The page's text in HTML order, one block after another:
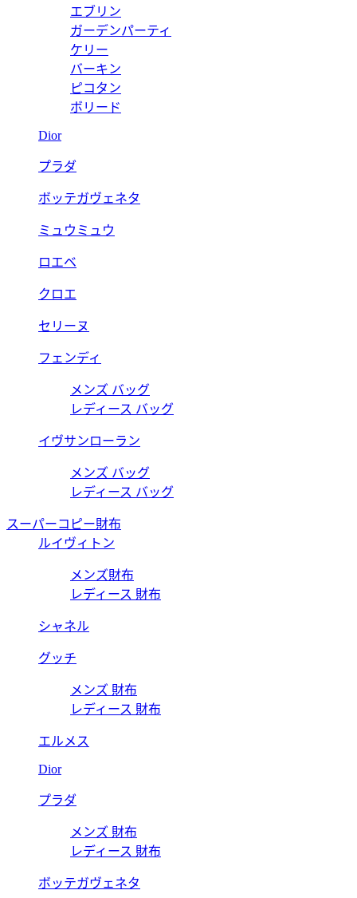
エブリン
ガーデンパーティ
ケリー
バーキン
ピコタン
ボリード
Dior
プラダ
ボッテガヴェネタ
ミュウミュウ
ロエベ
クロエ
セリーヌ
フェンディ
メンズ バッグ
レディース バッグ
イヴサンローラン
メンズ バッグ
レディース バッグ
スーパーコピー財布
ルイヴィトン
メンズ財布
レディース 財布
シャネル
グッチ
メンズ 財布
レディース 財布
エルメス
Dior
プラダ
メンズ 財布
レディース 財布
ボッテガヴェネタ